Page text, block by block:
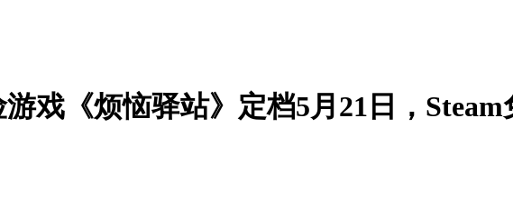
戏《烦恼驿站》定档5月21日，